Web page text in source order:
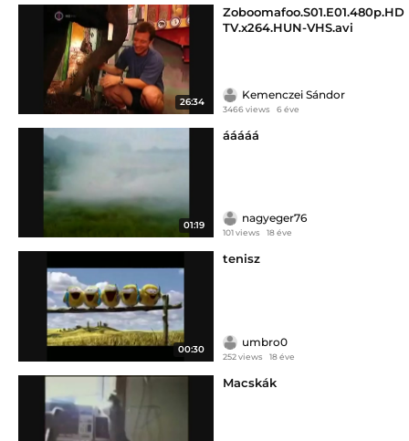
26:34
Zoboomafoo.S01.E01.480p.HD
TV.x264.HUN-VHS.avi
Kemenczei Sándor
3466 views 6 éve
01:19
ááááá
nagyeger76
101 views 18 éve
00:30
tenisz
umbro0
252 views 18 éve
Macskák